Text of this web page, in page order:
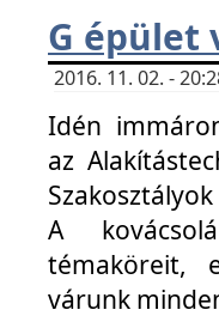
G épület
2016. 11. 02. -
Idén
az
A
témaköreit,
várunk